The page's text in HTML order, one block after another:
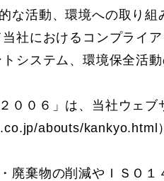
な活動、環境への取り
社におけるコンプライ
システム、環境保全活
０６」は、当社ウェブ
abouts/kankyo.html ）
廃棄物の削減やＩＳＯ１